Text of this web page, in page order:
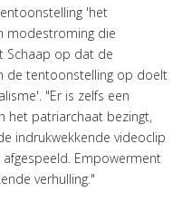
'het
modestroming die
Schaap op dat de
de tentoonstelling op doelt
"Er is zelfs een
het patriarchaat bezingt,
indrukwekkende videoclip
afgespeeld. Empowerment
verhulling."